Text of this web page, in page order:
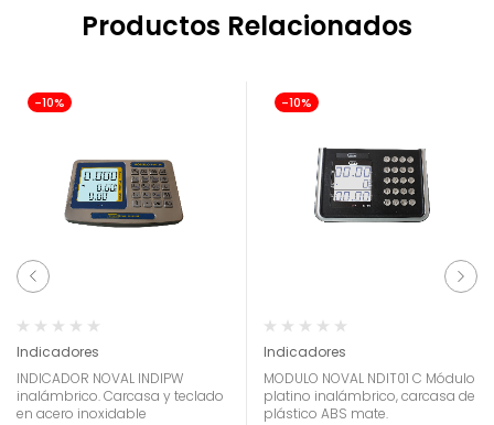
Productos Relacionados
-10%
Indicadores
INDICADOR NOVAL INDIPW
inalámbrico. Carcasa y teclado
en acero inoxidable
-10%
Indicadores
MODULO NOVAL NDIT01 C Módulo
platino inalámbrico, carcasa de
plástico ABS mate.